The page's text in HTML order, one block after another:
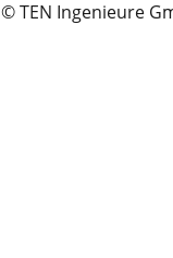
© TEN Ingenieure